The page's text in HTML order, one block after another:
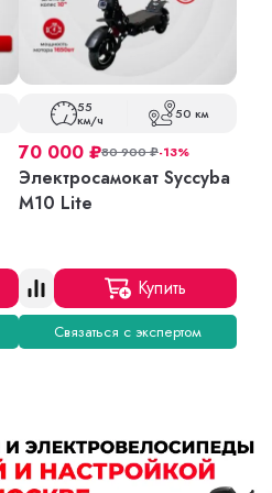
55
км/ч 50 км
70 000 ₽80 900₽-13%
Электросамокат Syccyba
M10 Lite
Купить
Связаться с экспертом